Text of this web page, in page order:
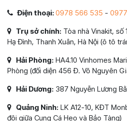
Điện thoại:0978 566 535 -
Trụ sở chính: Tòa nhà Vinakit, số
Hạ Đình, Thanh Xuân, Hà Nội (ô tô
Hải Phòng: HA4.10 Vinhomes
Phòng (đối diện 456 Đ. Võ Nguyên
Hải Dương: 387 Nguyễn Lương
Quảng Ninh: LK A12-10, KĐT
đôi giữa Cung Cá Heo và Bảo Tàng)